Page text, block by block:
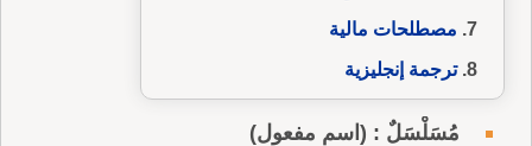
مصطلحات مالية
ترجمة إنجليزية
مُسَلْسَلٌ : (اسم مفعول)